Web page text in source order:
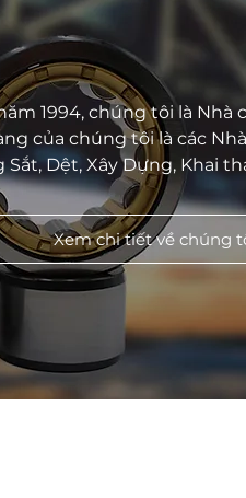
chúng
1994, chúng tôi là
của chúng tôi là các
Dệt, Xây Dựng, Khai
Xem chi tiết về chúng